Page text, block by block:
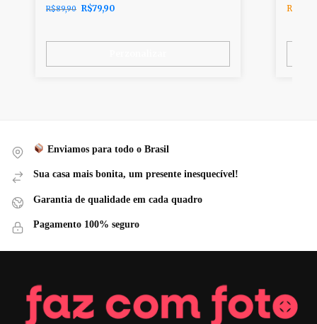
R$89,90 R$79,90 R$
Enviamos para todo o Brasil
Sua casa mais bonita, um presente inesquecível!
Garantia de qualidade em cada quadro
Pagamento 100% seguro